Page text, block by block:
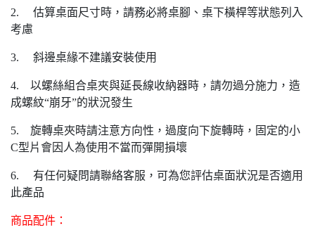
2. 估算桌面尺寸時，請務必將桌腳、桌下橫桿等狀態列入
考慮
3. 斜邊桌緣不建議安裝使用
4. 以螺絲組合桌夾與延長線收納器時，請勿過分施力，造
成螺紋“崩牙”的狀況發生
5. 旋轉桌夾時請注意方向性，過度向下旋轉時，固定的小
C型片會因人為使用不當而彈開損壞
6. 有任何疑問請聯絡客服，可為您評估桌面狀況是否適用
此產品
商品配件：